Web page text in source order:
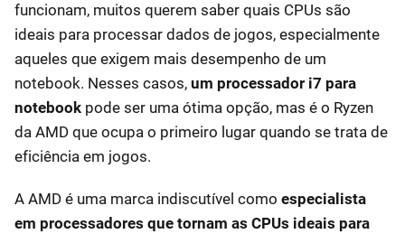
funcionam, muitos querem saber quais CPUs são
ideais para processar dados de jogos, especialmente
aqueles que exigem mais desempenho de um
notebook. Nesses casos, um processador i7 para
notebook pode ser uma ótima opção, mas é o Ryzen
da AMD que ocupa o primeiro lugar quando se trata de
eficiência em jogos.
A AMD é uma marca indiscutível como especialista
em processadores que tornam as CPUs ideais para